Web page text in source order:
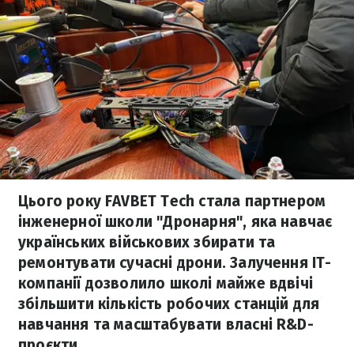
Цього року FAVBET Tech стала партнером
інженерної школи "Дронарня", яка навчає
українських військових збирати та
ремонтувати сучасні дрони. Залучення IT-
компанії дозволило школі майже вдвічі
збільшити кількість робочих станцій для
навчання та масштабувати власні R&D-